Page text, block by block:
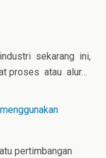
sekarang ini,
proses atau alur…
pertimbangan